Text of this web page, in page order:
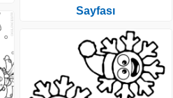
Sayfası